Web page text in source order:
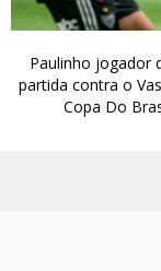
Paulinho jogador
partida contra o
Copa Do